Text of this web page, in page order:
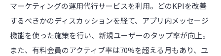
マーケティングの運用代行サービスを利用。どのKPIを改善
するべきかのディスカッションを経て、アプリ内メッセージ
機能を使った施策を行い、新規ユーザーのタップ率が向上。
また、有料会員のアクティブ率は70%を超える月もあり、ユ